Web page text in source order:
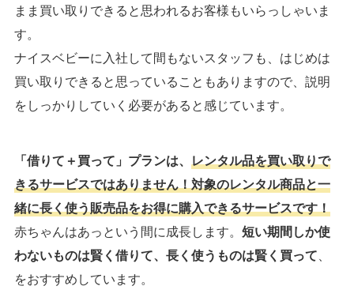
まま買い取りできると思われるお客様もいらっしゃいま
す。
ナイスベビーに入社して間もないスタッフも、はじめは
買い取りできると思っていることもありますので、説明
をしっかりしていく必要があると感じています。
「借りて＋買って」プランは、 レンタル品を買い取りで
きるサービスではありません！対象のレンタル商品と一
緒に長く使う販売品をお得に購入できるサービスです！
赤ちゃんはあっという間に成長します。 短い期間しか使
わないものは賢く借りて、長く使うものは賢く買って、
をおすすめしています。